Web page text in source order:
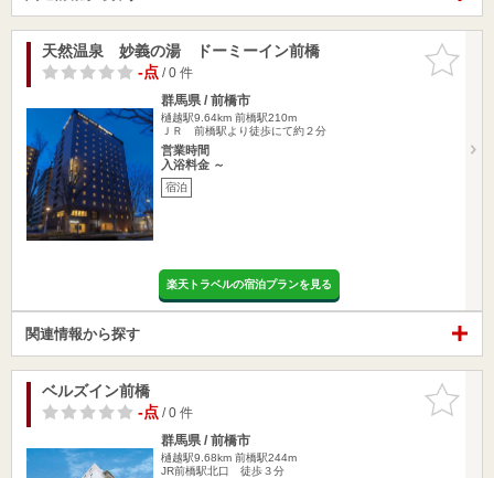
お気に入
りに追加
天然温泉 妙義の湯 ドーミーイン前橋
-点/ 0 件
群馬県 / 前橋市
樋越駅9.64km 前橋駅210m
ＪＲ 前橋駅より徒歩にて約２分
営業時間
入浴料金 ～
宿泊
楽天トラベルの宿泊プランを見る
関連情報から探す
お気に入
りに追加
ベルズイン前橋
-点/ 0 件
群馬県 / 前橋市
樋越駅9.68km 前橋駅244m
JR前橋駅北口 徒歩３分